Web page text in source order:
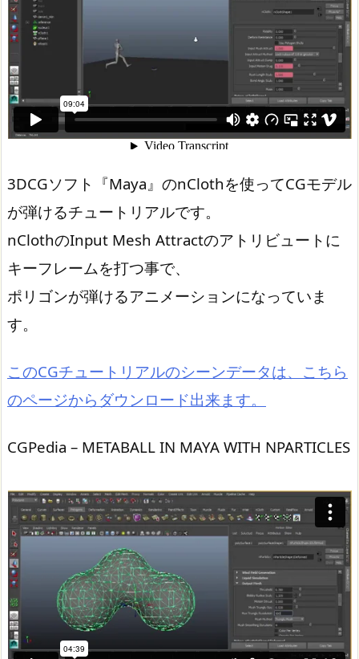
3DCGソフト『Maya』のnClothを使ってCGモデル
が弾けるチュートリアルです。
nClothのInput Mesh Attractのアトリビュートに
キーフレームを打つ事で、
ポリゴンが弾けるアニメーションになっていま
す。
このCGチュートリアルのシーンデータは、こちら
のページからダウンロード出来ます。
CGPedia – METABALL IN MAYA WITH NPARTICLES